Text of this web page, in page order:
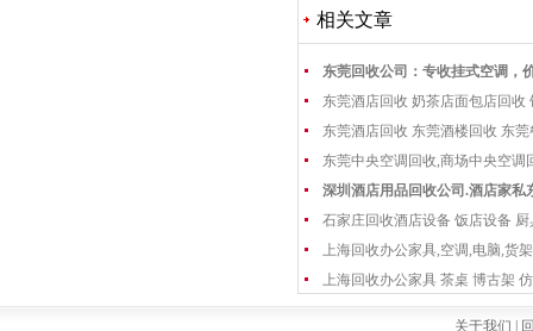
相关文章
东莞回收公司：专收挂式空调，
东莞酒店回收 奶茶店面包店回收
东莞酒店回收 东莞酒楼回收 东
东莞中央空调回收,商场中央空调
深圳酒店用品回收公司.酒店家私
石家庄回收酒店设备 饭店设备 厨
上海回收办公家具,空调,电脑,货
上海回收办公家具 茶桌 博古架
关于我们 |